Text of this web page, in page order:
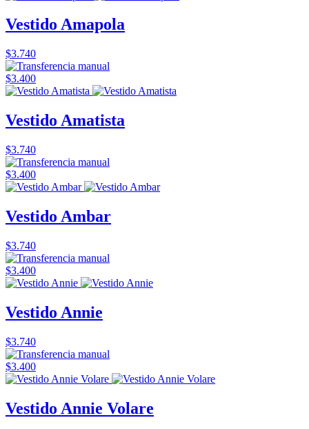
Vestido Amapola
$3.740
$3.400
Vestido Amatista
$3.740
$3.400
Vestido Ambar
$3.740
$3.400
Vestido Annie
$3.740
$3.400
Vestido Annie Volare